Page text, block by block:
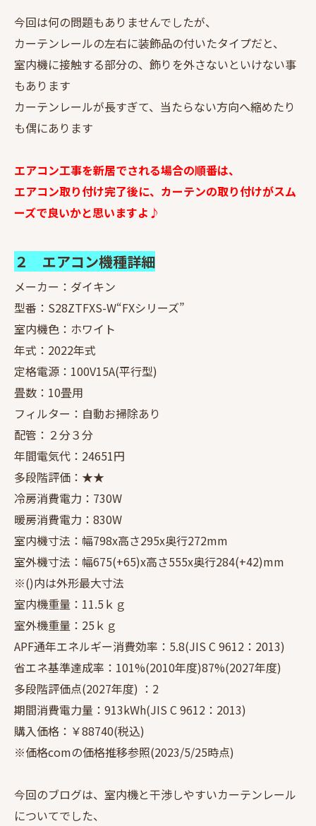
今回は何の問題もありませんでしたが、
カーテンレールの左右に装飾品の付いたタイプだと、
室内機に接触する部分の、飾りを外さないといけない事
もあります
カーテンレールが長すぎて、当たらない方向へ縮めたり
も偶にあります
エアコン工事を新居でされる場合の順番は、
エアコン取り付け完了後に、カーテンの取り付けがスム
ーズで良いかと思いますよ♪
２ エアコン機種詳細
メーカー：ダイキン
型番：S28ZTFXS-W“FXシリーズ”
室内機色：ホワイト
年式：2022年式
定格電源：100V15A(平行型)
畳数：10畳用
フィルター：自動お掃除あり
配管：２分３分
年間電気代：24651円
多段階評価：★★
冷房消費電力：730W
暖房消費電力：830W
室内機寸法：幅798x高さ295x奥行272mm
室外機寸法：幅675(+65)x高さ555x奥行284(+42)mm
※()内は外形最大寸法
室内機重量：11.5ｋｇ
室外機重量：25ｋｇ
APF通年エネルギー消費効率：5.8(JIS C 9612：2013)
省エネ基準達成率：101%(2010年度)87%(2027年度)
多段階評価点(2027年度) ：2
期間消費電力量：913kWh(JIS C 9612：2013)
購入価格：￥88740(税込)
※価格comの価格推移参照(2023/5/25時点)
今回のブログは、室内機と干渉しやすいカーテンレール
についてでした、